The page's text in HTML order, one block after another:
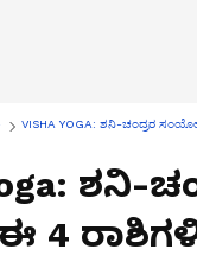
VISHA YOGA: ಶನಿ-ಚಂದ್ರರ
4